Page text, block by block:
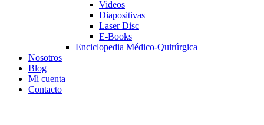
Videos
Diapositivas
Laser Disc
E-Books
Enciclopedia Médico-Quirúrgica
Nosotros
Blog
Mi cuenta
Contacto